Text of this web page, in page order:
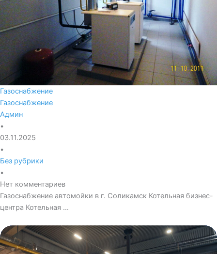
Газоснабжение
Газоснабжение
Админ
•
03.11.2025
•
Без рубрики
•
Нет комментариев
Газоснабжение автомойки в г. Соликамск Котельная бизнес-
центра Котельная …